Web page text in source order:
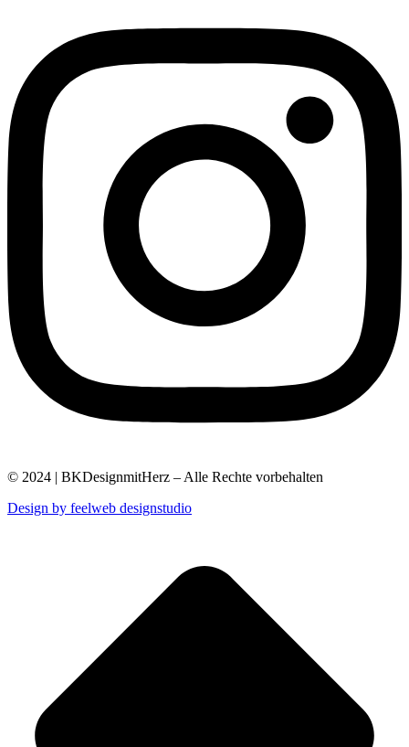
© 2024 | BKDesignmitHerz – Alle Rechte vorbehalten
Design by feelweb designstudio